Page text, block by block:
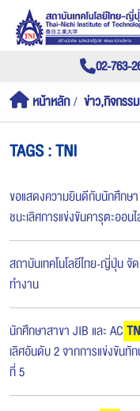
02-763-
หน้าหลัก ข่าว,กิจกรรม
TAGS : TNI
ขอแสดงความยินดีกับนักศึกษ
ชนะเลิศการแข่งขันคารุตะออน
สถาบันเทคโนโลยีไทย-ญี่ปุ่น จั
ทำงาน
นักศึกษาสาขา JIB และ AC
เลิศอันดับ 2 จากการแข่งขัน
ที่ 5